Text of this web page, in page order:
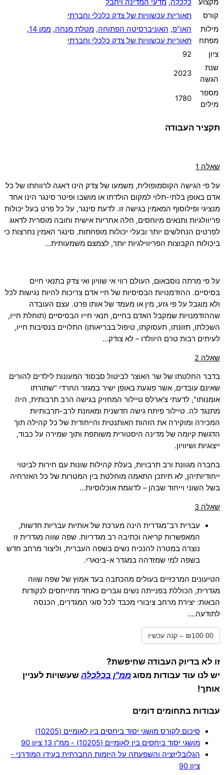
מקצוע כלכלה, מדעי המדינה ויחבל
קורס
תאוריות עכשוויות של צדק כלכלי וחברתי
מילות
מפתח
האו"פ, האוניברסיטה הפתוחה, מטלת מנחה, ממן 14
,
תאוריות עכשוויות של צדק כלכלי וחברתי
ציון
92
שנת
הגשה
2023
מספר
מילים
1780
תקציר העבודה
שאלה 1
על פי הגישה הקוסמופולית, משמעו של צדק הינו דאגה לרווחתו של כל
אדם באופן בלתי-תלוי למקום הולדתו או מושבו ופיטר סינגר הינו אחד
מנציגי ופילוסוף המאמין בגישה זו. לדעת סינגר, על כל פרט בעל יכולות
פריוולגיות ותנאים מיוחסים, חלה אחריות אישית וחובה מוסרית לדאוג
לפרטים הנחלשים יותר ובעלי יכולות מופחתות. סינגר האמין נחרצות כי
ביכולות הקבוצות הפריווילגיות יותר, לצמצם משמעותית…
על פי מרתה נוסבאום, העולם רווי אי שוויון ואי צדק בתנאי חיים
בסיסיים. ההזדמנויות הבסיסיות של חיי אדם צריכות להיות נגישות לכל
ולא מוגבל על פי גזע, מין או מעמד של אותו פרט. עצם העובדה
שההזדמנויות שמקבל האדם בחיים, תנאי חייו הבסיסיים (תוחלת חייו,
השכלתו, תזונתו, תעסוקתו, טיפול בבריאותו) התלויים בנסיבות חייו,
לעיתים רבות טרם היוולדו – לא צודק…
שאלה 2
בדבר החלטתו של שר האוצר לביטול סבסוד המעונות לילדים להורים
שאינם עובדים, אשר פוגעת באופן ישיר במגזר החרדי "שתורתו
אומנותו", לדעתי צ'ארלס טיילור המחזיק בגישה הרב תרבותית, היה
מתנגד לה. טיילור פיתח גישה חדשנית ומאוזנת לרב-תרבותיות
המכירה ומוקירה את הזהות האותנטית והייחודית של כל קהילה תוך
הדגשת קיומה של מדינה היסטורית משותפת ותוך שמירה על כבוד,
ייצוגיות ושיוויון.
בחברה מגוונת ורב תרבויות, בעלת קהילות שונות עם חירות לביטוי
ייחודיותיהן, לא תיתכן התאמה מוחלטת בין המטרות של כל האזרחיה
בשל השוני וייחוד שבהן – לדוגמת אוכלוסיות…
שאלה 3
עברית רב־מגדרית הינה מערכת של אותיות עבריות חדשות,
המאפשרות קריאה וכתיבה רב מגדריות. שפה שווה מגדרית זו
נוצרה במטרה להנכיח נשים בשפה העברית, וליצור מרחב חדש
בשפה למי שמזדהה במגדר א-בינארי.
הטיעונים המרכזיים בעולים מהכתבה בעד אמוץ של שפה שווה
מגדרית, הכוללת בפנייתה נשים וגברים כאחד מתייחסים לנקודות
הבאות: יצירת מרחב ציבורי מכבד לכל סוגי המגדרים, הכנסה
לתודעה….
₪100.00 – קנה עכשיו
זו לא בדיוק העבודה שחיפשת?
יש לנו עוד עבודות מסוגממ"ן בכלכלה שעשויות לעניין
אותך!
עבודות בתחומים דומים
סיכום לקורס מושגי יסוד ביחסים בין לאומיים (10205)
מושגי יסוד ביחסים בין לאומיים (10205) - ממ"ן 13 ציון 90
הגלובליזציה והשפעתה על היזמות החברתית בעידן המודרני -
ציון 90